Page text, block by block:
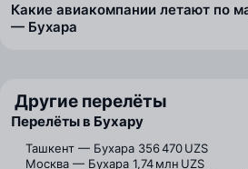
Какие авиакомпании летают по
— Бухара
Другие перелёты
Перелёты в Бухару
Ташкент — Бухара 356 470 UZS
Москва — Бухара 1,74 млн UZS